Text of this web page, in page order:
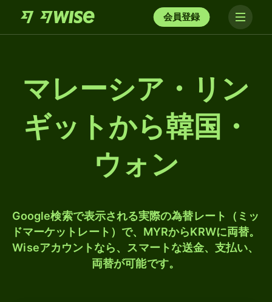
会員登録
マレーシア・リン
ギットから韓国・
ウォン
Google検索で表示される実際の為替レート（ミッ
ドマーケットレート）で、MYRからKRWに両替。
Wiseアカウントなら、スマートな送金、支払い、
両替が可能です。